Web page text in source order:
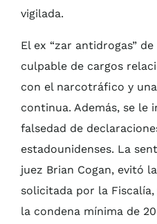
vigilada.
El ex “zar antidrogas”
culpable de cargos
con el narcotráfico y
continua. Además, se le
falsedad de
estadounidenses. La
juez Brian Cogan, evitó
solicitada por la
la condena mínima de